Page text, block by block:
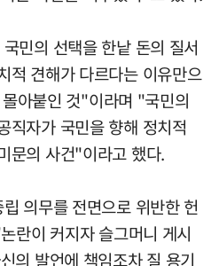
민의 선택을 한낱 돈의 질서
적 견해가 다르다는 이유만으
아붙인 것"이라며 "국민의
직자가 국민을 향해 정치적
문의 사건"이라고 했다.
의무를 전면으로 위반한 헌
란이 커지자 슬그머니 게시
의 발언에 책임조차 질 용기